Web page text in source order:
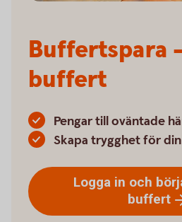
Buffertspara
buffert
Pengar till oväntade
Skapa trygghet för
Logga in och
buffert